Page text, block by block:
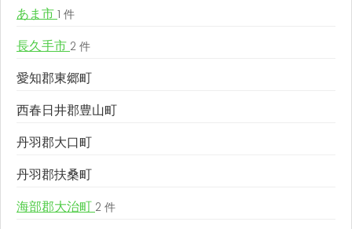
あま市 1 件
長久手市 2 件
愛知郡東郷町
西春日井郡豊山町
丹羽郡大口町
丹羽郡扶桑町
海部郡大治町 2 件